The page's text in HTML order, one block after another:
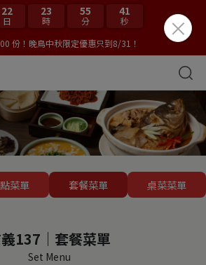
22
日
23
時
55
分
40
秒
份！晚鳥中秋限定優惠只到8/31！
菜單 套餐菜單 桌菜菜單
137｜套餐菜單
Set Menu